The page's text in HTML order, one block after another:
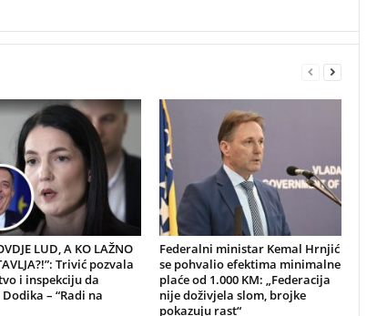
LUD, A KO LAŽNO
Trivić pozvala
i inspekciju da
– “Radi na
Federalni ministar Kemal Hrnjić
se pohvalio efektima minimalne
plaće od 1.000 KM: „Federacija
nije doživjela slom, brojke
pokazuju rast“